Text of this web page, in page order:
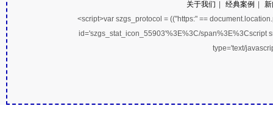
关于我们 经典案例
<script>var szgs_protocol = (("https:" ==
id='szgs_stat_icon_55903'%3E%3C/span%3E%3Cscript
type='text/